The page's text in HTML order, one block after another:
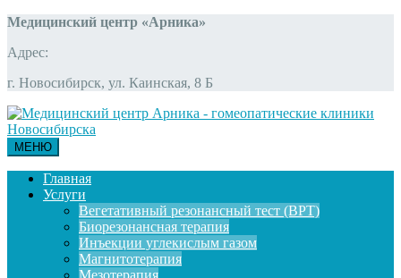
Медицинский центр «Арника»
Адрес:
г. Новосибирск, ул. Каинская, 8 Б
МЕНЮ
Главная
Услуги
Вегетативный резонансный тест (ВРТ)
Биорезонансная терапия
Инъекции углекислым газом
Магнитотерапия
Мезотерапия